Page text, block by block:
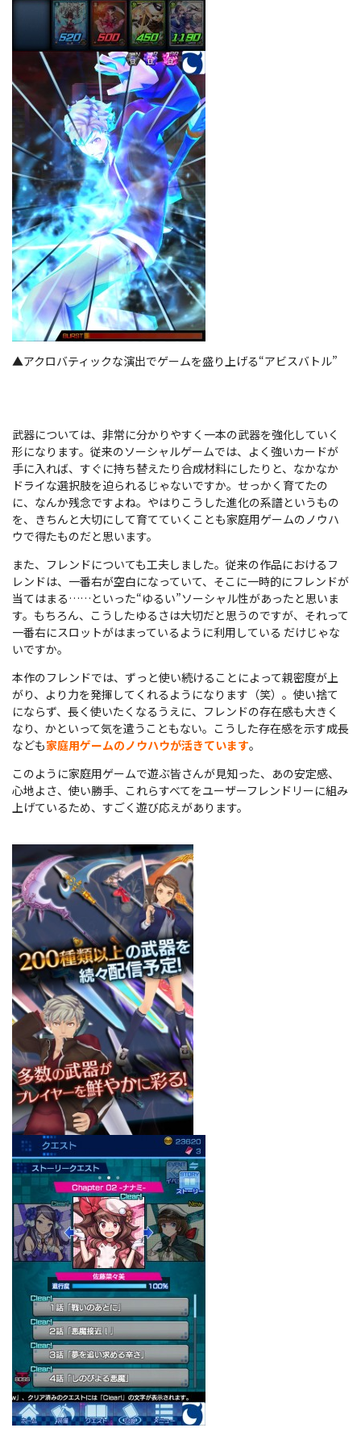
▲アクロバティックな演出でゲームを盛り上げる“アビスバトル”
武器については、非常に分かりやすく一本の武器を強化していく
形になります。従来のソーシャルゲームでは、よく強いカードが
手に入れば、すぐに持ち替えたり合成材料にしたりと、なかなか
ドライな選択肢を迫られるじゃないですか。せっかく育てたの
に、なんか残念ですよね。やはりこうした進化の系譜というもの
を、きちんと大切にして育てていくことも家庭用ゲームのノウハ
ウで得たものだと思います。
また、フレンドについても工夫しました。従来の作品におけるフ
レンドは、一番右が空白になっていて、そこに一時的にフレンドが
当てはまる……といった“ゆるい”ソーシャル性があったと思いま
す。もちろん、こうしたゆるさは大切だと思うのですが、それって
一番右にスロットがはまっているように利用している だけじゃな
いですか。
本作のフレンドでは、ずっと使い続けることによって親密度が上
がり、より力を発揮してくれるようになります（笑）。使い捨て
にならず、長く使いたくなるうえに、フレンドの存在感も大きく
なり、かといって気を遣うこともない。こうした存在感を示す成長
なども家庭用ゲームのノウハウが活きています。
このように家庭用ゲームで遊ぶ皆さんが見知った、あの安定感、
心地よさ、使い勝手、これらすべてをユーザーフレンドリーに組み
上げているため、すごく遊び応えがあります。